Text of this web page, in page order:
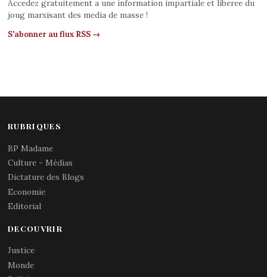
Accedez gratuitement a une information impartiale et liberee du
joug marxisant des media de masse !
S'abonner au flux RSS →
RUBRIQUES
BP Madame
Culture - Médias
Dictature des Blogs
Economie
Editorial
DECOUVRIR
Justice
Monde